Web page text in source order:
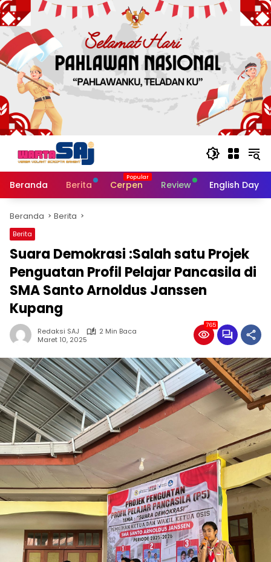
konten
Beranda
Berita Cerpen Review English Day
Beranda Berita
Berita
Suara Demokrasi :Salah satu Projek
Penguatan Profil Pelajar Pancasila di
SMA Santo Arnoldus Janssen
Kupang
Redaksi SAJ
2 Min Baca
Maret 10, 2025
765